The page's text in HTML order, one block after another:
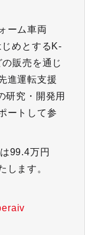
ーム車両
めとするK-
販売を通じ
進運転支援
研究・開発用
ートして参
99.4万円
します。